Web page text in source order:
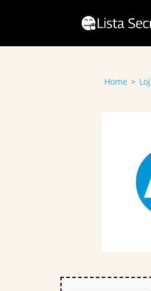
Home >